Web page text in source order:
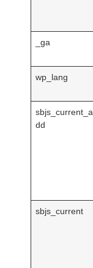
_ga
wp_lang
sbjs_current_a
dd
sbjs_current